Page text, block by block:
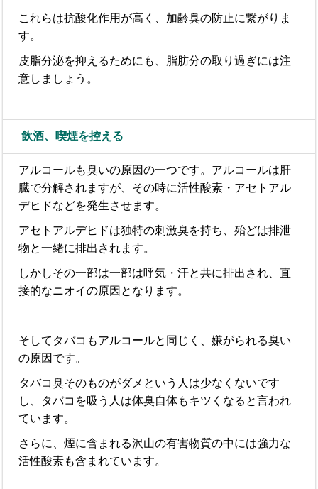
これらは抗酸化作用が高く、加齢臭の防止に繋がりま
す。
皮脂分泌を抑えるためにも、脂肪分の取り過ぎには注
意しましょう。
飲酒、喫煙を控える
アルコールも臭いの原因の一つです。アルコールは肝
臓で分解されますが、その時に活性酸素・アセトアル
デヒドなどを発生させます。
アセトアルデヒドは独特の刺激臭を持ち、殆どは排泄
物と一緒に排出されます。
しかしその一部は一部は呼気・汗と共に排出され、直
接的なニオイの原因となります。
そしてタバコもアルコールと同じく、嫌がられる臭い
の原因です。
タバコ臭そのものがダメという人は少なくないです
し、タバコを吸う人は体臭自体もキツくなると言われ
ています。
さらに、煙に含まれる沢山の有害物質の中には強力な
活性酸素も含まれています。